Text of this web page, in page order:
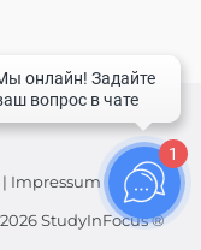
| Impressum
StudyInFocus ®
1